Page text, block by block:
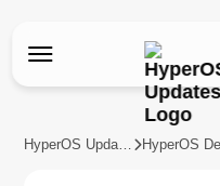
HyperOS Updates